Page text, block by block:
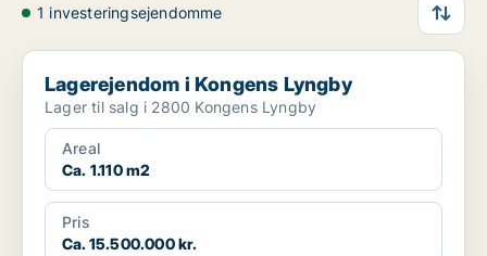
1 investeringsejendomme
Lagerejendom i Kongens Lyngby
Lagerejendom i Kongens Lyngby
Lager til salg i 2800 Kongens Lyngby
Areal
Ca. 1.110 m2
Pris
Ca. 15.500.000 kr.